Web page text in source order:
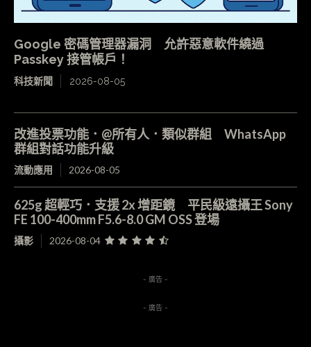
Google 密碼管理器漏洞 允許惡意軟件繞過
Passkey 接管帳戶！
科技新聞 2026-08-05
改進投票功能．@所有人．類似群組 WhatsApp
群組對話功能升級
流動應用 2026-08-05
625g 超輕巧．支援 2x 增距鏡 平民級遠攝王 Sony
FE 100-400mm F5.6-8.0 GM OSS 登場
攝影 2026-08-04
- 廣告 -
- 廣告 -